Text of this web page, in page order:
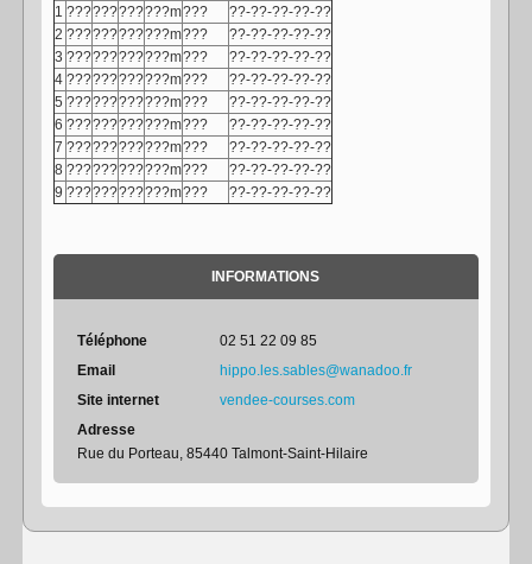
1 ????????????m???
??-??-??-??-??
2 ????????????m???
??-??-??-??-??
3 ????????????m???
??-??-??-??-??
4 ????????????m???
??-??-??-??-??
5 ????????????m???
??-??-??-??-??
6 ????????????m???
??-??-??-??-??
7 ????????????m???
??-??-??-??-??
8 ????????????m???
??-??-??-??-??
9 ????????????m??? ??-??-??-??-??
INFORMATIONS
Téléphone
02 51 22 09 85
Email
hippo.les.sables@wanadoo.fr
Site internet
vendee-courses.com
Adresse
Rue du Porteau, 85440 Talmont-Saint-Hilaire